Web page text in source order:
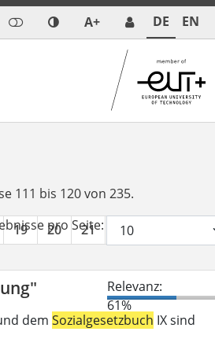
A+ DE EN
111 bis 120 von 235.
19 20 21 22
pro Seite:
Relevanz:
61%
dem Sozialgesetzbuch IX sind